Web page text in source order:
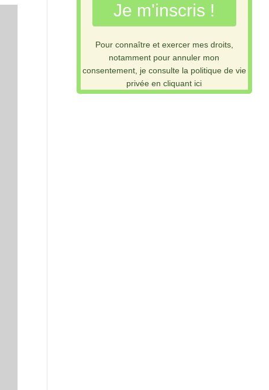
Je m'inscris !
Pour connaître et exercer mes droits,
notamment pour annuler mon
consentement, je consulte la politique de vie
privée en cliquant ici